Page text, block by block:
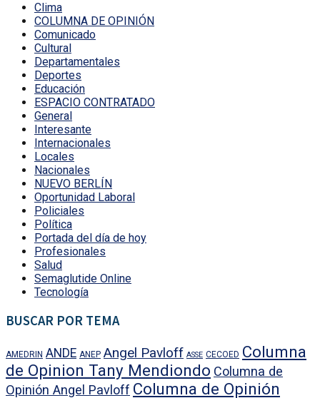
Clima
COLUMNA DE OPINIÓN
Comunicado
Cultural
Departamentales
Deportes
Educación
ESPACIO CONTRATADO
General
Interesante
Internacionales
Locales
Nacionales
NUEVO BERLÍN
Oportunidad Laboral
Policiales
Política
Portada del día de hoy
Profesionales
Salud
Semaglutide Online
Tecnología
BUSCAR POR TEMA
AMEDRIN ANDE ANEP Angel Pavloff ASSE CECOED Columna
de Opinion Tany Mendiondo Columna de
Opinión Angel Pavloff Columna de Opinión